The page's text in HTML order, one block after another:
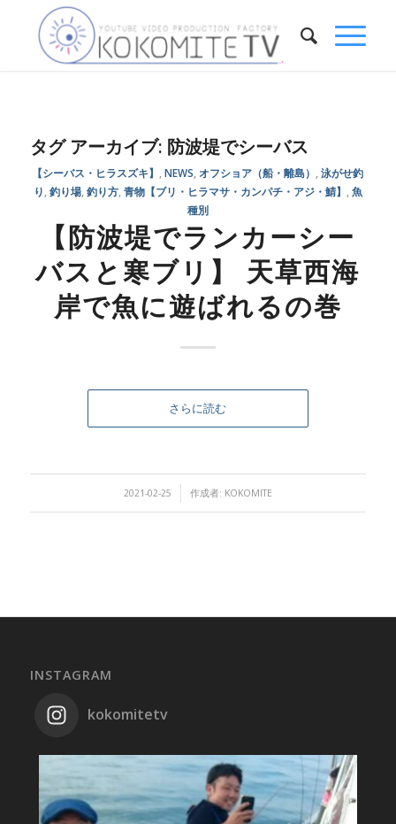
タグ アーカイブ: 防波堤でシーバス
【シーバス・ヒラスズキ】 ,NEWS オフショア（船・離島） ,泳がせ釣
り 釣り場, 釣り方, 青物【ブリ・ヒラマサ・カンパチ・アジ・鯖】
魚
種別
【防波堤でランカーシー
バスと寒ブリ】 天草西海
岸で魚に遊ばれるの巻
さらに読む
2021-02-25
/ 作成者: KOKOMITE
INSTAGRAM
kokomitetv